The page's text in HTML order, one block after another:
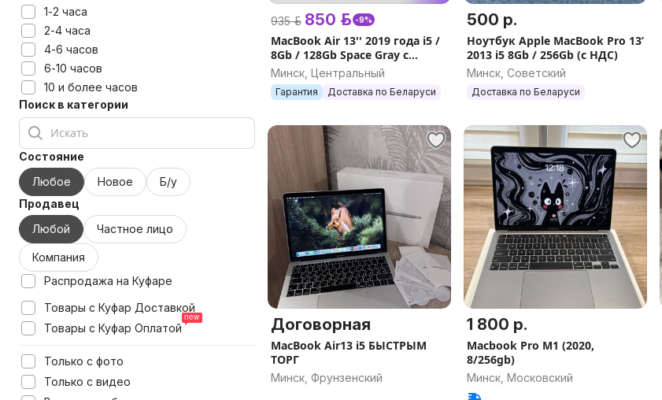
1-2 часа
2-4 часа
4-6 часов
6-10 часов
10 и более часов
Поиск в категории
Состояние
Любое
Новое
Б/у
Продавец
Любой
Частное лицо
Компания
Распродажа на Куфаре
Товары с Куфар Доставкой
Товары с Куфар Оплатой
Только с фото
Только с видео
935 р. 850 р. -9%
MacBook Air 13'' 2019 года i5 /
8Gb / 128Gb Space Gray с
гарантией и рассрочкой
Минск, Центральный
Гарантия Доставка по Беларуси
500 р.
Ноутбук Apple MacBook Pro 13’
2013 i5 8Gb / 256Gb (с НДС)
Минск, Советский
Доставка по Беларуси
Договорная
MacBook Air13 i5 БЫСТРЫМ
ТОРГ
Минск, Фрунзенский
1 800 р.
Macbook Pro M1 (2020,
8/256gb)
Минск, Московский